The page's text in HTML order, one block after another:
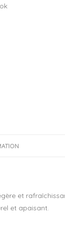
et
et apaisant.